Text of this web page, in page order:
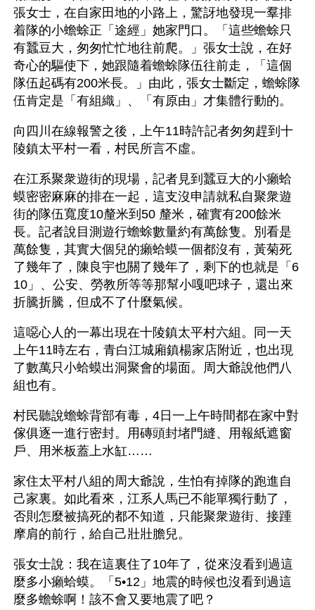
張女士，在自家田地的小路上，驚訝地發現一羣排
着隊的小蟾蜍正「途經」她家門口。「這些蟾蜍只
有蠶豆大，匆匆忙忙地往前爬。」張女士說，在好
奇心的驅使下，她跟隨着蟾蜍隊伍往前走，「這個
隊伍起碼有200米長。」由此，張女士斷定，蟾蜍隊
伍肯定是「有組織」、「有原由」才集體行動的。
向四川在線報警之後，上午11時許記者匆匆趕到十
陵鎮太平村一看，村民所言不虛。
在江系聚衆遊街的現場，記者見到蠶豆大的小癩蛤
蟆密密麻麻的排在一起，這支沒申請就私自聚衆遊
街的隊伍寬度10釐米到50 釐米，確實有200餘米
長。記者說目測遊行蟾蜍數量約有萬餘隻。別看是
萬餘隻，其實大個兒的癩蛤蟆一個都沒有，黃菊死
了幾年了，陳良宇也關了幾年了，剩下的也就是「6
10」、公安、勞教所等等那幫小嘎吧球子，還出來
折騰折騰，但成不了什麼氣候。
這噁心人的一幕出現在十陵鎮太平村六組。同一天
上午11時左右，青白江城廂鎮楊家店附近，也出現
了數萬只小蛤蟆出洞聚會的場面。周大爺說他們八
組也有。
村民聽說蟾蜍背部有毒，4日一上午時間都在家中對
傢俱逐一進行密封。用磚頭封堵門縫、用報紙遮窗
戶、用米板蓋上水缸……
家住太平村八組的周大爺說，生怕有掉隊的跑進自
己家裏。如此看來，江系人馬已不能單獨行動了，
否則怎麼被搞死的都不知道，只能聚衆遊街、接踵
摩肩的前行，給自己壯壯膽兒。
張女士說：我在這裏住了10年了，從來沒看到過這
麼多小癩蛤蟆。「5•12」地震的時候也沒看到過這
麼多蟾蜍啊！該不會又要地震了吧？